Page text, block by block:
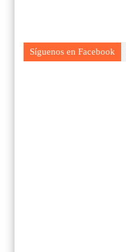
Síguenos en Facebook